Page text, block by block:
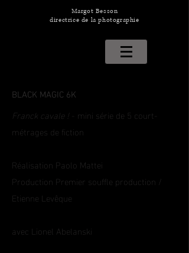
Margot Besson
directrice de la photographie
BLACK MAGIC 6K
Franck cavale !
- mini série de 5 court-
métrages de fiction
Réalisation Paolo Mattei
Production Premier souffle production /
Etienne Levêque
avec Lionel Abelanski